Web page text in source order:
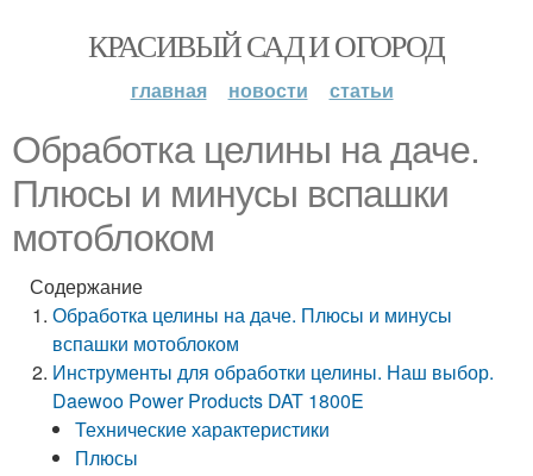
КРАСИВЫЙ САД И ОГОРОД
главная новости статьи
Обработка целины на даче.
Плюсы и минусы вспашки
мотоблоком
Содержание
Обработка целины на даче. Плюсы и минусы
вспашки мотоблоком
Инструменты для обработки целины. Наш выбор.
Daewoo Power Products DAT 1800E
Технические характеристики
Плюсы